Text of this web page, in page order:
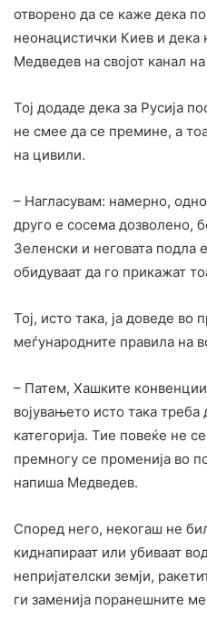
отворено да се каже дека
неонацистички Киев и
Медведев на својот канал
Тој додаде дека за Русија
не смее да се премине, а
на цивили.
– Нагласувам: намерно,
друго е сосема дозволено,
Зеленски и неговата подла
обидуваат да го прикажат
Тој, исто така, ја доведе
меѓународните правила на
– Патем, Хашките
војувањето исто така треба
категорија. Тие повеќе не
премногу се променија во
напиша Медведев.
Според него, некогаш не
киднапираат или убиваат
непријателски земји,
ги заменија поранешните